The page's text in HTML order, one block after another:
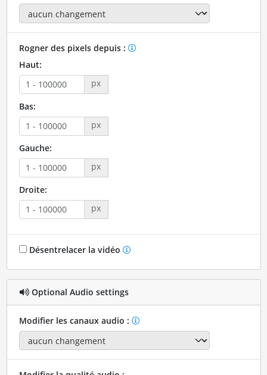
Rogner des pixels depuis :
Haut:
px
Bas:
px
Gauche:
px
Droite:
px
Désentrelacer la vidéo
Optional Audio settings
Modifier les canaux audio :